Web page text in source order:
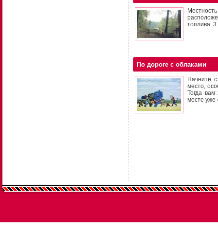
топлива.
По дороге с облаками
Начните
место,
Тогда
месте уже